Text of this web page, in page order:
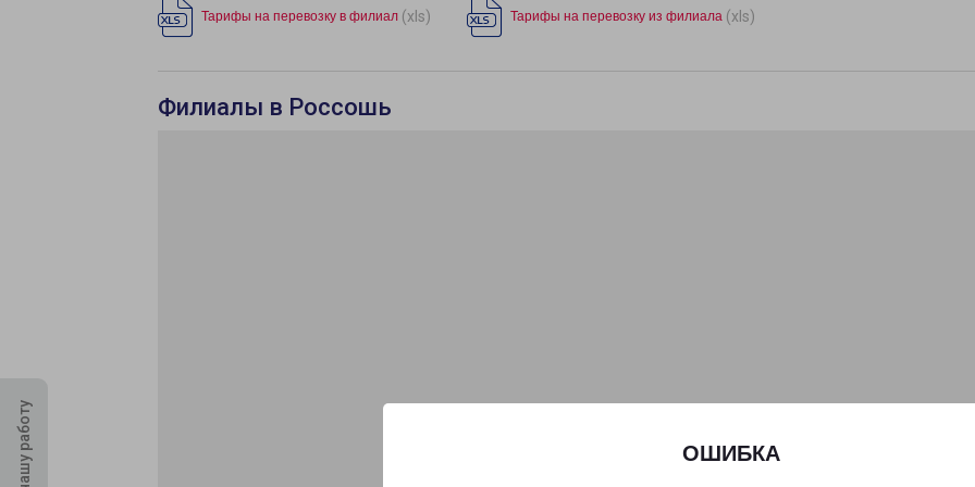
ОШИБКА
Тарифы на перевозку в филиал (xls) Тарифы на перевозку из филиала (xls)
Филиалы в Россошь